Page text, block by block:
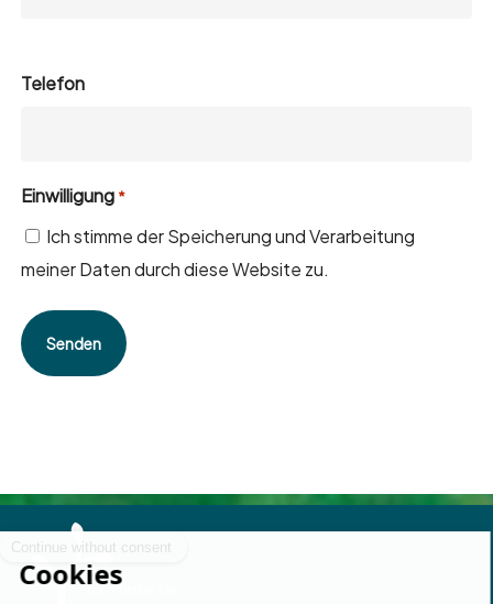
Telefon
Einwilligung *
Ich stimme der Speicherung und Verarbeitung
meiner Daten durch diese Website zu.